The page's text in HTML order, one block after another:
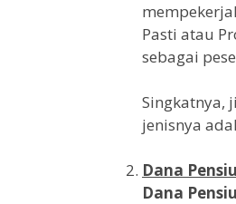
Pasti atau
sebagai
Singkatnya,
jenisnya
Dana
Dana